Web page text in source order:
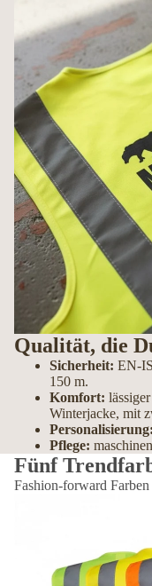
Qualität, die
Sicherheit: EN-
150 m.
Komfort:
Winterjacke, mit
Personalisierung:
Pflege:
Fünf
Fashion-forward